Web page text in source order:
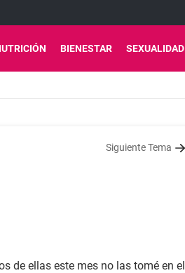
BIENESTAR SEXUALIDAD
Siguiente Tema
de ellas este mes no las tomé en el